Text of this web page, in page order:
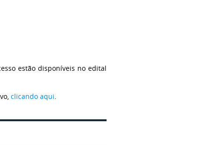
estão disponíveis no edital
clicando aqui.